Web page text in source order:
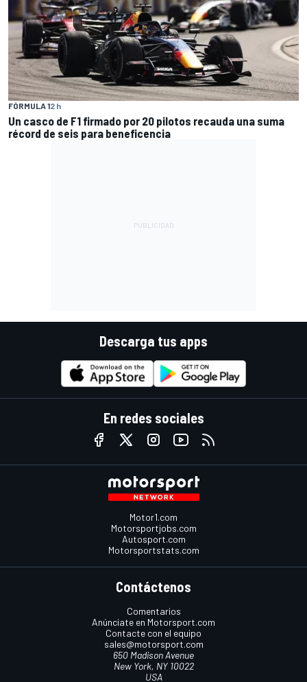
FÓRMULA 12 h
Un casco de F1 firmado por 20 pilotos recauda una suma
récord de seis para beneficencia
Descarga tus apps
En redes sociales
Motor1.com
Motorsportjobs.com
Autosport.com
Motorsportstats.com
Contáctenos
Comentarios
Anúnciate en Motorsport.com
Contacte con el equipo
sales@motorsport.com
650 Madison Avenue
New York, NY 10022
USA